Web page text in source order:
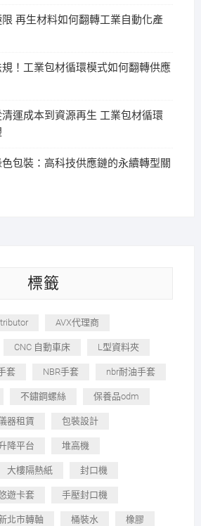
再生材料如何翻轉工業自動化產
！工業包材循環模式如何翻轉供應
運成本到資源再生 工業包材循環
包裝：高科技供應鏈的永續轉型關
標籤
AVX代理商
CNC 自動車床 L型資料夾
套 NBR手套 nbr耐油手套
不鏽鋼螺絲 保養品odm
器租賃 包裝設計
降平台 堆高機
大樓隔熱紙 封口機
遊卡套 手壓封口機
北市轉軸 桶裝水 橡膠